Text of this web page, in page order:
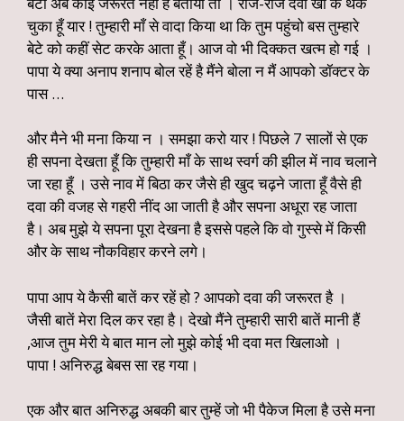
चुका हूँ यार ! तुम्हारी माँ से वादा किया था कि तुम पहुंचो बस तुम्हारे
बेटे को कहीं सेट करके आता हूँ। आज वो भी दिक्कत खत्म हो गई ।
पापा ये क्या अनाप शनाप बोल रहें है मैंने बोला न मैं आपको डॉक्टर के
पास …
और मैने भी मना किया न । समझा करो यार ! पिछले 7 सालों से एक
ही सपना देखता हूँ कि तुम्हारी माँ के साथ स्वर्ग की झील में नाव चलाने
जा रहा हूँ । उसे नाव में बिठा कर जैसे ही खुद चढ़ने जाता हूँ वैसे ही
दवा की वजह से गहरी नींद आ जाती है और सपना अधूरा रह जाता
है। अब मुझे ये सपना पूरा देखना है इससे पहले कि वो गुस्से में किसी
और के साथ नौकविहार करने लगे।
पापा आप ये कैसी बातें कर रहें हो ? आपको दवा की जरूरत है ।
जैसी बातें मेरा दिल कर रहा है। देखो मैंने तुम्हारी सारी बातें मानी हैं
,आज तुम मेरी ये बात मान लो मुझे कोई भी दवा मत खिलाओ ।
पापा ! अनिरुद्ध बेबस सा रह गया।
एक और बात अनिरुद्ध अबकी बार तुम्हें जो भी पैकेज मिला है उसे मना